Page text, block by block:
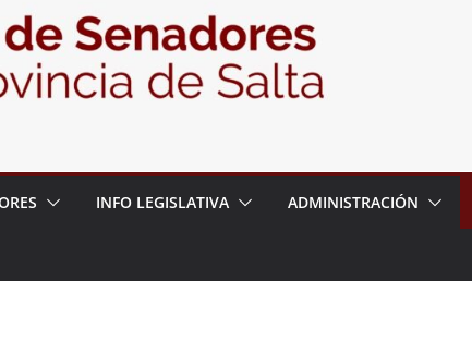
– 06/08/26 – Presentación del libro
del Dr. Víctor Alfredo Frías
– 06/08/26 – 82° Edición de la Expo
INFO LEGISLATIVA ADMINISTRACIÓN